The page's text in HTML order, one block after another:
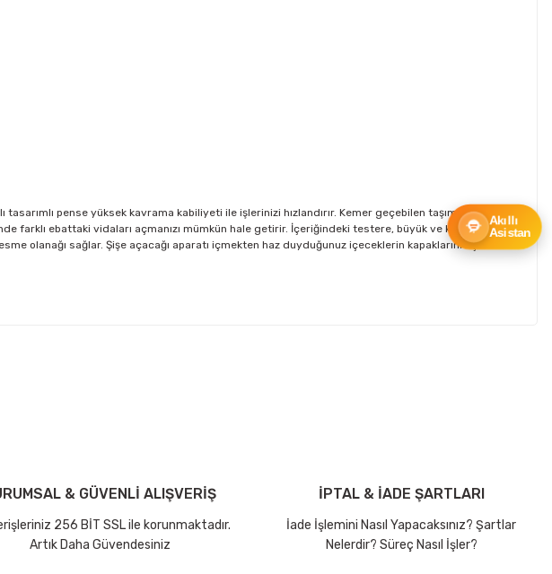
pense yüksek kavrama kabiliyeti ile işlerinizi hızlandırır. Kemer geçebilen taşıma kılıfı ile
farklı ebattaki vidaları açmanızı mümkün hale getirir. İçeriğindeki testere, büyük ve küçük
olanağı sağlar. Şişe açacağı aparatı içmekten haz duyduğunuz içeceklerin kapaklarını açmanızı
& GÜVENLİ ALIŞVERİŞ
256 BİT SSL ile korunmaktadır.
Artık Daha Güvendesiniz
İPTAL & İADE ŞARTLARI
İade İşlemini Nasıl Yapacaksınız? Şartlar
Nelerdir? Süreç Nasıl İşler?
Akıllı
Asistan